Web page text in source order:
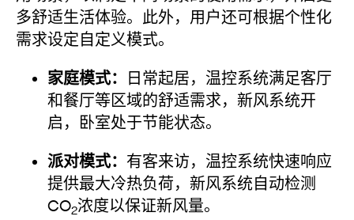
多舒适生活体验。此外，用户还可根据个性化
需求设定自定义模式。
家庭模式： 日常起居，温控系统满足客厅
和餐厅等区域的舒适需求，新风系统开
启，卧室处于节能状态。
派对模式： 有客来访，温控系统快速响应
提供最大冷热负荷，新风系统自动检测
CO2浓度以保证新风量。